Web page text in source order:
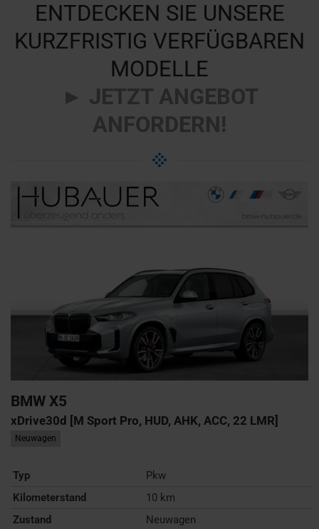
ENTDECKEN SIE UNSERE
KURZFRISTIG VERFÜGBAREN
MODELLE
► JETZT ANGEBOT
ANFORDERN!
BMW X5
xDrive30d [M Sport Pro, HUD, AHK, ACC, 22 LMR]
Neuwagen
Typ
Pkw
Kilometerstand
10 km
Zustand
Neuwagen